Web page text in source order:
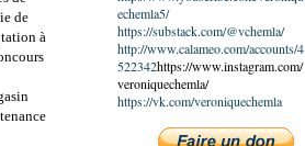
de
à
echemla5/
https://substack.com/@vchemla/
http://www.calameo.com/accounts/4
522342https://www.instagram.com/
veroniquechemla/
https://vk.com/veroniquechemla